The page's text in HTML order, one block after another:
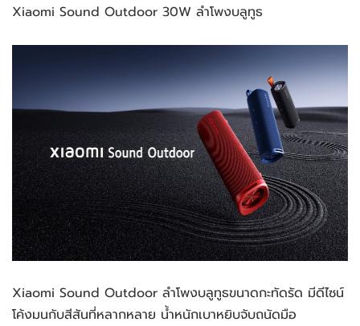
Xiaomi Sound Outdoor 30W ลำโพงบลูทูธ
Xiaomi Sound Outdoor ลำโพงบลูทูธขนาดกะทัดรัด มีดีไซน์
โค้งมนกับสีสันที่หลากหลาย น้ำหนักเบาหยิบจับถนัดมือ